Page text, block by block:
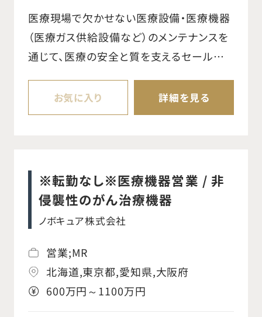
ち合わせ ○手術立会い ○手術に必要な器
械・インプラントの手配と医療機器の説明 ○
医師・代理店・看護師向けの勉強会の実施
ミングで通知予定です。
医療現場で欠かせない医療設備・医療機器
（医療ガス供給設備など）のメンテナンスを
通じて、医療の安全と質を支えるセールスエ
院運営に直結するため、正確性と責任感が
求められる社会貢献性の高い業務です。担
理・保守を実施します。日々のコミュニケー
ションを通じて信頼関係を築きながら、現状
の確認だけでなく、将来的な不具合の兆候
を捉えた改善提案も行い、トラブルの未然
防止に貢献します。 また、医療環境の衛生
管理、災害対策、医療機器・高品質LEDの提
案、医療従事者への教育支援など、多角的
お気に入り 詳細を見る
※転勤なし※医療機器営業 / 非
侵襲性のがん治療機器
ノボキュア株式会社
営業;MR
北海道,東京都,愛知県,大阪府
600万円～1100万円